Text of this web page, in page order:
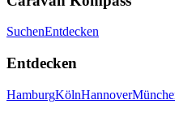
SuchenEntdecken
Entdecken
HamburgKölnHannover